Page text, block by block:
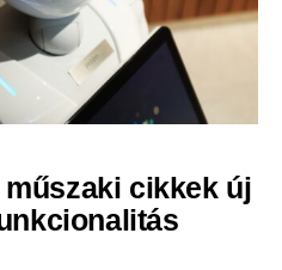
cikkek új